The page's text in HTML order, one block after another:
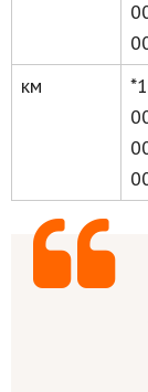
км
*1